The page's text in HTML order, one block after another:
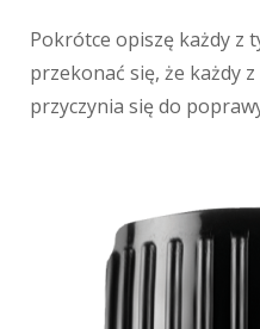
Pokrótce opiszę każdy z
przekonać się, że każdy
przyczynia się do